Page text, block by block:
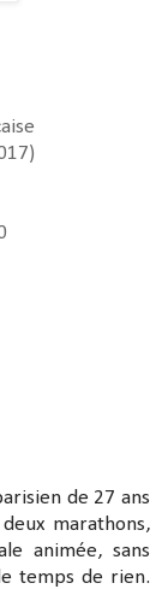
de 27 ans
marathons,
animée, sans
temps de rien.